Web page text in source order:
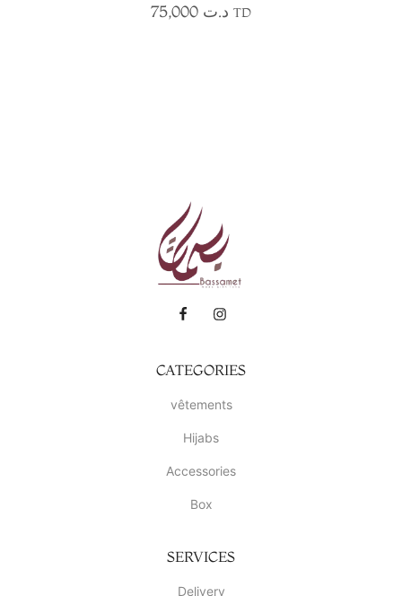
د.ت TD
CATEGORIES
vêtements
Hijabs
Accessories
Box
SERVICES
Delivery